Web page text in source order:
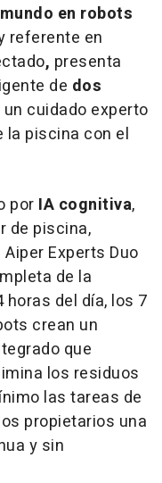
en robots
referente en
, presenta
de dos
cuidado experto
piscina con el
por IA cognitiva,
de piscina,
Aiper Experts Duo
de la
horas del día, los 7
crean un
que
los residuos
las tareas de
propietarios una
y sin